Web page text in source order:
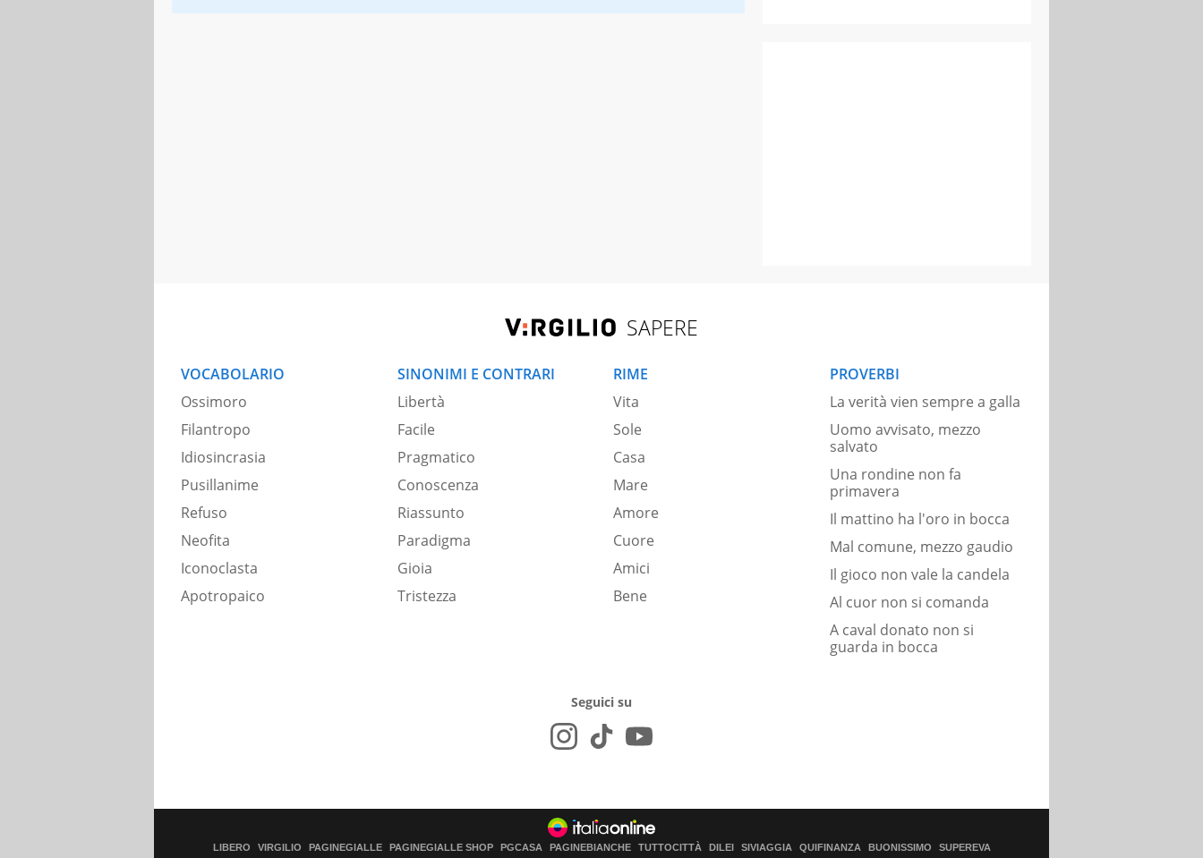
SAPERE
VOCABOLARIO
Ossimoro
Filantropo
Idiosincrasia
Pusillanime
Refuso
Neofita
Iconoclasta
Apotropaico
SINONIMI E CONTRARI
Libertà
Facile
Pragmatico
Conoscenza
Riassunto
Paradigma
Gioia
Tristezza
RIME
Vita
Sole
Casa
Mare
Amore
Cuore
Amici
Bene
PROVERBI
La verità vien sempre a galla
Uomo avvisato, mezzo
salvato
Una rondine non fa
primavera
Il mattino ha l'oro in bocca
Mal comune, mezzo gaudio
Il gioco non vale la candela
Al cuor non si comanda
A caval donato non si
guarda in bocca
Seguici su
LIBERO VIRGILIO PAGINEGIALLE PAGINEGIALLE SHOP PGCASA PAGINEBIANCHE TUTTOCITTÀ DILEI SIVIAGGIA QUIFINANZA BUONISSIMO SUPEREVA